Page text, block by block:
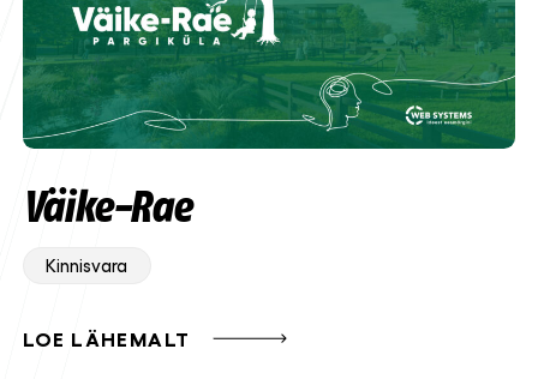
Väike-Rae
Kinnisvara
LOE LÄHEMALT